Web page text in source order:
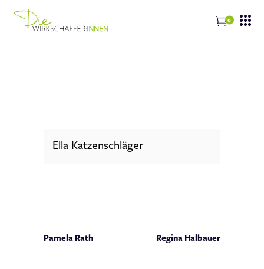
0
Ella Katzenschläger
Pamela Rath Regina Halbauer